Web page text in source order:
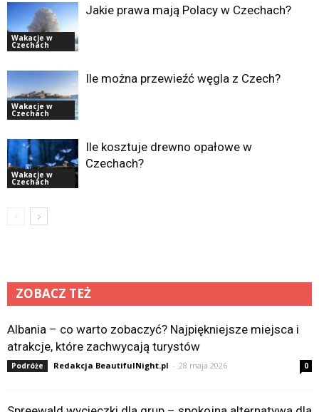
Wakacje w
Czechach
Jakie prawa mają Polacy w Czechach?
Wakacje w
Czechach
Ile można przewieźć węgla z Czech?
Wakacje w
Czechach
Ile kosztuje drewno opałowe w
Czechach?
ZOBACZ TEŻ
Albania – co warto zobaczyć? Najpiękniejsze miejsca i
atrakcje, które zachwycają turystów
Podróże Redakcja BeautifulNight.pl - 28 maja 2026 0